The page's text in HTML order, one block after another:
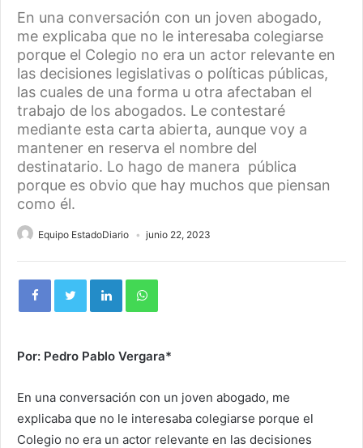
En una conversación con un joven abogado,
me explicaba que no le interesaba colegiarse
porque el Colegio no era un actor relevante en
las decisiones legislativas o políticas públicas,
las cuales de una forma u otra afectaban el
trabajo de los abogados. Le contestaré
mediante esta carta abierta, aunque voy a
mantener en reserva el nombre del
destinatario. Lo hago de manera pública
porque es obvio que hay muchos que piensan
como él.
Equipo EstadoDiario junio 22, 2023
Por: Pedro Pablo Vergara*
En una conversación con un joven abogado, me
explicaba que no le interesaba colegiarse porque el
Colegio no era un actor relevante en las decisiones